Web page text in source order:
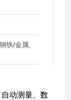
铁/金属,
动测量、数